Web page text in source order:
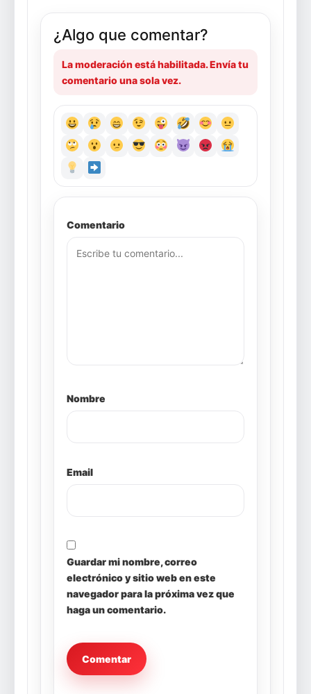
¿Algo que comentar?
La moderación está habilitada. Envía tu
comentario una sola vez.
Comentario
Nombre
Email
Guardar mi nombre, correo
electrónico y sitio web en este
navegador para la próxima vez que
haga un comentario.